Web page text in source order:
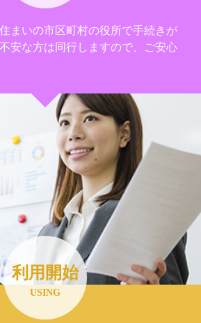
まいの市区町村の役所で手続きが
安な方は同行しますので、ご安心
利用開始
USING